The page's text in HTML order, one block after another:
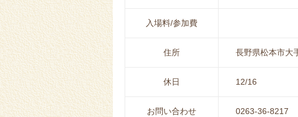
入場料/参加費
住所 長野県松本市大
休日 12/16
お問い合わせ 0263-36-8217